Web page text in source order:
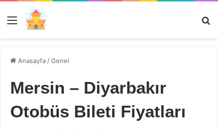
Menü
Anasayfa /Genel
Mersin – Diyarbakır
Otobüs Bileti Fiyatları